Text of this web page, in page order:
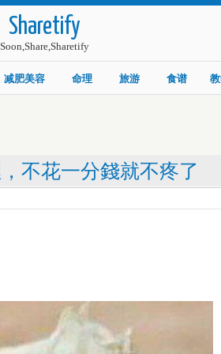
Sharetify
Soon,Share,Sharetify
减肥美容 命理 旅游 食谱
不花一分錢就不疼了